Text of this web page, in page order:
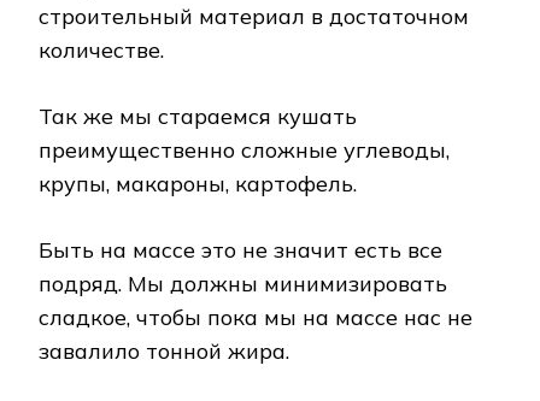
строительный материал в достаточном
количестве.
Так же мы стараемся кушать
преимущественно сложные углеводы,
крупы, макароны, картофель.
Быть на массе это не значит есть все
подряд. Мы должны минимизировать
сладкое, чтобы пока мы на массе нас не
завалило тонной жира.